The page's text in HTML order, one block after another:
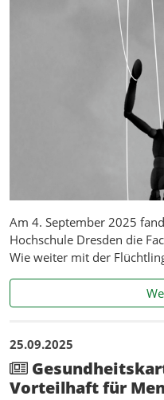
Am 4. September 2025
Hochschule Dresden die
Wie weiter mit der
25.09.2025
Vorteilhaft für